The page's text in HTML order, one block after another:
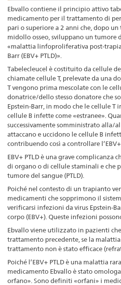
Ebvallo contiene il principio attivo
medicamento per il trattamento di
pari o superiore a 2 anni che, dopo
midollo osseo, sviluppano un tumore
«malattia linfoproliferativa post-
Barr (EBV+ PTLD)».
Tabelecleucel è costituito da cellule
chiamate cellule T, prelevate da una
T vengono prima mescolate con le
donatrice/dello stesso donatore che
Epstein-Barr, in modo che le cellule T
cellule B infette come «estranee».
successivamente somministrato alla/
attaccano e uccidono le cellule B
contribuendo così a controllare l’EBV+
EBV+ PTLD è una grave complicanza
di organo o di cellule staminali e che
tumore del sangue (PTLD).
Poiché nel contesto di un trapianto
medicamenti che sopprimono il
verificarsi infezioni da virus Epstein-
corpo (EBV+). Queste infezioni
Ebvallo viene utilizzato in pazienti
trattamento precedente, se la
trattamento non è stato efficace
Poiché l’EBV+ PTLD è una malattia
medicamento Ebvallo è stato
orfano». Sono definiti «orfani» i